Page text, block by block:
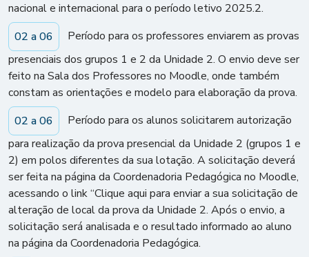
nacional e internacional para o período letivo 2025.2.
02 a 06
Período para os professores enviarem as provas
presenciais dos grupos 1 e 2 da Unidade 2. O envio deve ser
feito na Sala dos Professores no Moodle, onde também
constam as orientações e modelo para elaboração da prova.
02 a 06
Período para os alunos solicitarem autorização
para realização da prova presencial da Unidade 2 (grupos 1 e
2) em polos diferentes da sua lotação. A solicitação deverá
ser feita na página da Coordenadoria Pedagógica no Moodle,
acessando o link “Clique aqui para enviar a sua solicitação de
alteração de local da prova da Unidade 2. Após o envio, a
solicitação será analisada e o resultado informado ao aluno
na página da Coordenadoria Pedagógica.